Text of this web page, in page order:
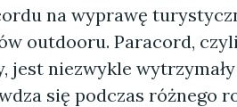
na wyprawę
outdooru. Paracord,
jest niezwykle
się podczas różnego